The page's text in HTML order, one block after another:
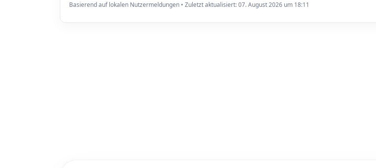
Basierend auf lokalen Nutzermeldungen • Zuletzt aktualisiert: 07. August 2026 um 18:11